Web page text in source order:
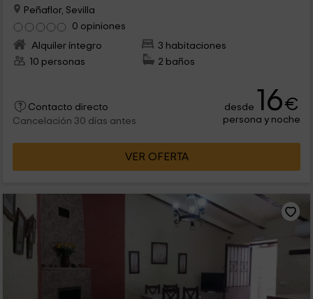
Peñaflor, Sevilla
0 opiniones
Alquiler íntegro
3 habitaciones
10 personas
2 baños
Contacto directo
Cancelación 30 días antes
desde 16€
persona y noche
VER OFERTA